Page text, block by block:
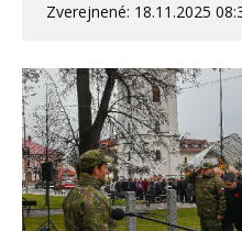
Zverejnené: 18.11.2025